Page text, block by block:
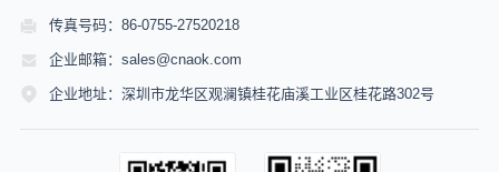
传真号码：86-0755-27520218
企业邮箱：sales@cnaok.com
企业地址：深圳市龙华区观澜镇桂花庙溪工业区桂花路302号